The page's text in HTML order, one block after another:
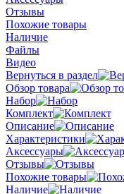
Отзывы
Похожие товары
Наличие
Файлы
Видео
Вернуться в раздел
Обзор товара
Набор
Комплект
Описание
Характеристики
Аксессуары
Отзывы
Похожие товары
Наличие